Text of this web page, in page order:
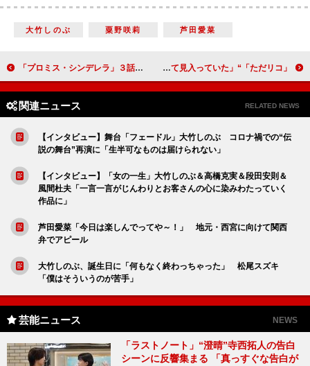
大竹しのぶ 粟野咲莉 芦田愛菜
「プロミス・シンデレラ」３話 眞栄田郷敦“壱成”の「箱ティッシュ」に反響 「ただリコ」“正隆”北山宏光の演技に鳥肌 「息をするのも忘れて見入っていた」
関連ニュース RELATED NEWS
【インタビュー】舞台「フェードル」大竹しのぶ コロナ禍での“伝
説の舞台”再演に「生半可なものは届けられない」
【インタビュー】「女の一生」大竹しのぶ＆高橋克実＆段田安則＆
風間杜夫「一言一言がじんわりとお客さんの心に染みわたっていく
作品に」
芦田愛菜「今日は楽しんでってや～！」 地元・西宮に向けて関西
弁でアピール
大竹しのぶ、誕生日に「何もなく終わっちゃった」 松尾スズキ
「僕はそういうのが苦手」
芸能ニュース NEWS
「ラストノート」“澄晴”寺西拓人の告白
シーンに反響集まる 「真っすぐな告白が